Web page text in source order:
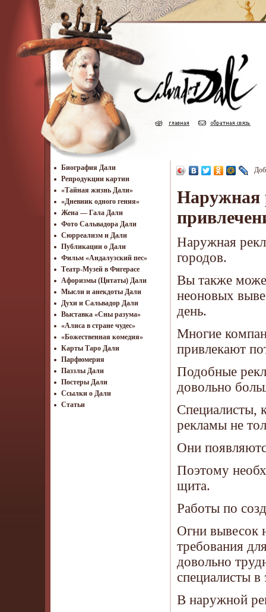
Биография Дали
Репродукции картин
«Тайная жизнь Дали»
«Дневник одного гения»
Жена — Гала Дали
Фото Сальвадора Дали
Cюрреализм и Дали
Публикации о Дали
Фильм «Андалузский пес»
Театр-Музей в Фигерасе
Афоризмы (Цитаты) Дали
Мысли и анекдоты Дали
Духи и Сальвадор Дали
Выставка «Сны разума»
«Алиса в стране чудес»
«Божественная комедия»
Карты Таро Дали
Парфюмерия
Паззлы Дали
Постеры Дали
Ссылки о Дали
Статьи
Наружная
Наружная
городов.
Вы также
неоновых
день.
Многие
привлекают
Подобные
довольно
Специалисты,
рекламы не
Они
Поэтому
щита.
Работы по
Огни вывесок
требования
довольно
специалисты в
В наружной